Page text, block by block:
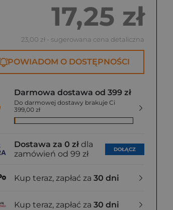
17,25 zł
23,00 zł - sugerowana cena detaliczna
POWIADOM O DOSTĘPNOŚCI
Darmowa dostawa od 399 zł
Do darmowej dostawy brakuje Ci
399,00 zł
Dostawa za 0 zł dla
zamówień od 99 zł
DOŁĄCZ
Kup teraz, zapłać za 30 dni
Kup teraz, zapłać za 30 dni